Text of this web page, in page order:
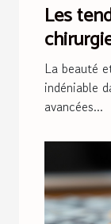
Les
La beauté
indéniable
avancées...